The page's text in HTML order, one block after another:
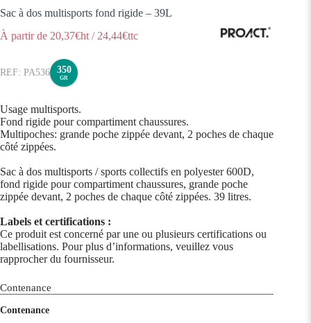
Sac à dos multisports fond rigide – 39L
À partir de 20,37€ht / 24,44€ttc
PA536 350
GR
Usage multisports.
Fond rigide pour compartiment chaussures.
Multipoches: grande poche zippée devant, 2 poches de chaque
côté zippées.
Sac à dos multisports / sports collectifs en polyester 600D,
fond rigide pour compartiment chaussures, grande poche
zippée devant, 2 poches de chaque côté zippées. 39 litres.
Labels et certifications :
Ce produit est concerné par une ou plusieurs certifications ou
labellisations. Pour plus d’informations, veuillez vous
rapprocher du fournisseur.
Contenance
Contenance